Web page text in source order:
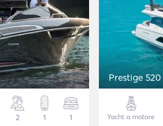
2 1 1
Prestige 520
Yacht a motore